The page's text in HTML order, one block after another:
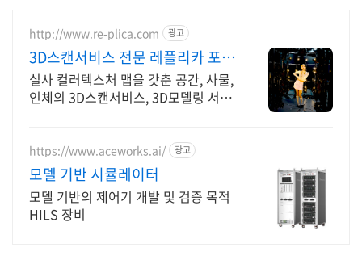
http://www.re-plica.com 광고
3D스캔서비스 전문 레플리카 포토
스캔부스, 실사3D스캔!
실사 컬러텍스처 맵을 갖춘 공간, 사물,
인체의 3D스캔서비스, 3D모델링 서비
https://www.aceworks.ai/ 광고
모델 기반 시뮬레이터
모델 기반의 제어기 개발 및 검증 목적
HILS 장비